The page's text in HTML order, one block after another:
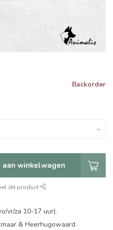
Backorder
aan winkelwagen
dit product
vr/za 10-17 uur).
& Heerhugowaard.